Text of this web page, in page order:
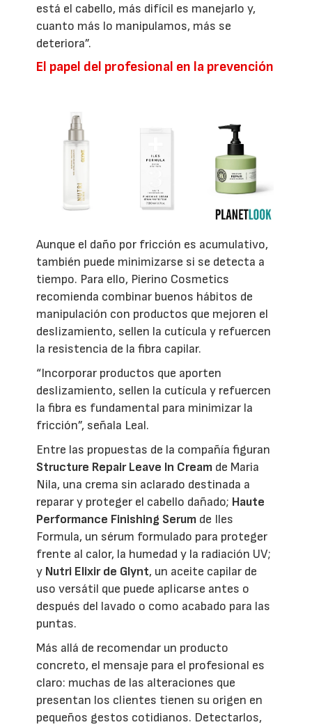
está el cabello, más difícil es manejarlo y,
cuanto más lo manipulamos, más se
deteriora”.
El papel del profesional en la prevención
Aunque el daño por fricción es acumulativo,
también puede minimizarse si se detecta a
tiempo. Para ello, Pierino Cosmetics
recomienda combinar buenos hábitos de
manipulación con productos que mejoren el
deslizamiento, sellen la cutícula y refuercen
la resistencia de la fibra capilar.
“Incorporar productos que aporten
deslizamiento, sellen la cutícula y refuercen
la fibra es fundamental para minimizar la
fricción”, señala Leal.
Entre las propuestas de la compañía figuran
Structure Repair Leave In Cream de Maria
Nila, una crema sin aclarado destinada a
reparar y proteger el cabello dañado; Haute
Performance Finishing Serum de Iles
Formula, un sérum formulado para proteger
frente al calor, la humedad y la radiación UV;
y Nutri Elixir de Glynt, un aceite capilar de
uso versátil que puede aplicarse antes o
después del lavado o como acabado para las
puntas.
Más allá de recomendar un producto
concreto, el mensaje para el profesional es
claro: muchas de las alteraciones que
presentan los clientes tienen su origen en
pequeños gestos cotidianos. Detectarlos,